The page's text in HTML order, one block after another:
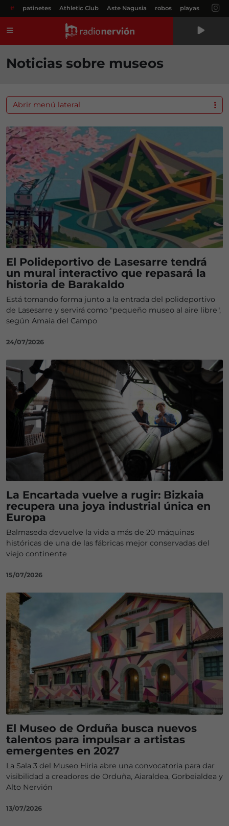
# patinetes Athletic Club Aste Nagusia robos playas
Noticias sobre museos
El Polideportivo de Lasesarre tendrá
un mural interactivo que repasará la
historia de Barakaldo
Está tomando forma junto a la entrada del polideportivo
de Lasesarre y servirá como "pequeño museo al aire libre",
según Amaia del Campo
24/07/2026
La Encartada vuelve a rugir: Bizkaia
recupera una joya industrial única en
Europa
Balmaseda devuelve la vida a más de 20 máquinas
históricas de una de las fábricas mejor conservadas del
viejo continente
15/07/2026
El Museo de Orduña busca nuevos
talentos para impulsar a artistas
emergentes en 2027
La Sala 3 del Museo Hiria abre una convocatoria para dar
visibilidad a creadores de Orduña, Aiaraldea, Gorbeialdea y
Alto Nervión
13/07/2026
Abrir menú lateral